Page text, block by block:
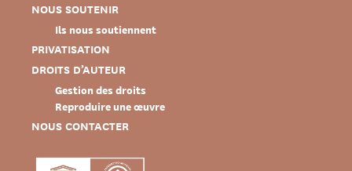
NOUS SOUTENIR
Ils nous soutiennent
PRIVATISATION
DROITS D’AUTEUR
Gestion des droits
Reproduire une œuvre
NOUS CONTACTER